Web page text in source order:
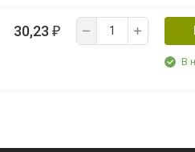
30,23 ₽
В